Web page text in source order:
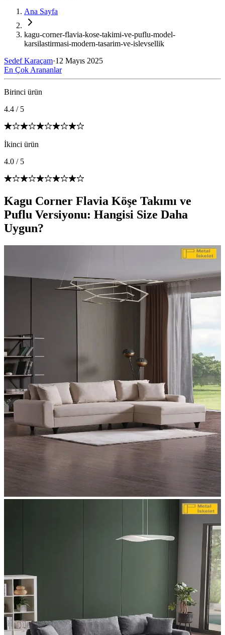
Ana Sayfa
kagu-corner-flavia-kose-takimi-ve-puflu-model-
karsilastirmasi-modern-tasarim-ve-islevsellik
Sedef Karaçam·12 Mayıs 2025
En Çok Arananlar
Birinci ürün
4.4 / 5
İkinci ürün
4.0 / 5
Kagu Corner Flavia Köşe Takımı ve
Puflu Versiyonu: Hangisi Size Daha
Uygun?